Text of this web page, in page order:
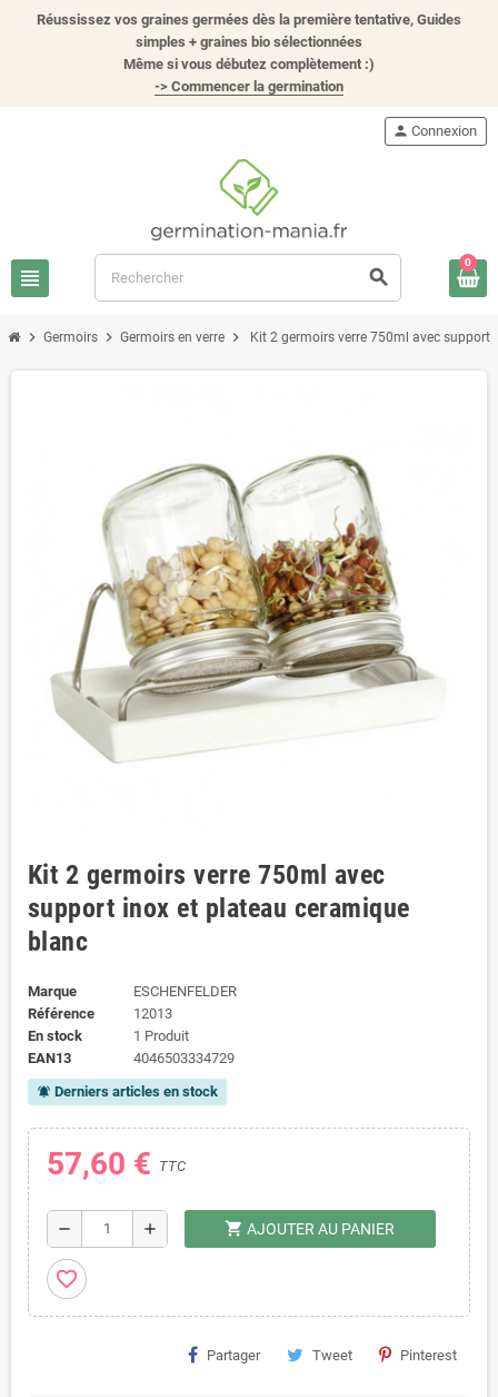
Réussissez vos graines germées dès la première tentative, Guides
simples + graines bio sélectionnées
Même si vous débutez complètement :)
-> Commencer la germination
view_headline search
person Connexion
0
chevron_right Germoirs chevron_right Germoirs en verre chevron_right Kit 2 germoirs verre 750ml avec
Kit 2 germoirs verre 750ml avec
support inox et plateau ceramique
blanc
Marque
ESCHENFELDER
Référence
12013
En stock
1 Produit
EAN13
4046503334729
notifications_active Derniers articles en stock
57,60 € TTC
remove add shopping_cart AJOUTER AU PANIER
favorite_border
Partager Tweet Pinterest